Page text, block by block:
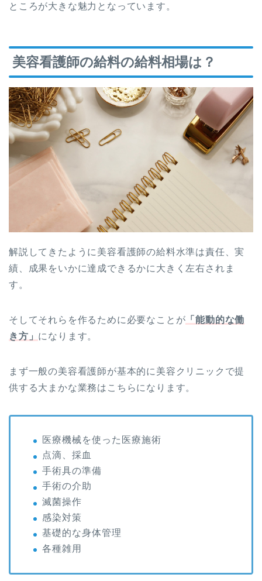
ところが大きな魅力となっています。
美容看護師の給料の給料相場は？
解説してきたように美容看護師の給料水準は責任、実
績、成果をいかに達成できるかに大きく左右されま
す。
そしてそれらを作るために必要なことが 「能動的な働
き方」 になります。
まず一般の美容看護師が基本的に美容クリニックで提
供する大まかな業務はこちらになります。
医療機械を使った医療施術
点滴、採血
手術具の準備
手術の介助
滅菌操作
感染対策
基礎的な身体管理
各種雑用